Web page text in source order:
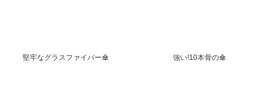
堅牢なグラスファイバー傘 強い!10本骨の傘